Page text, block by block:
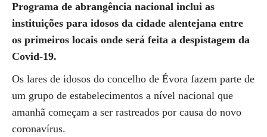
Programa de abrangência nacional inclui as
instituições para idosos da cidade alentejana entre
os primeiros locais onde será feita a despistagem da
Covid-19.
Os lares de idosos do concelho de Évora fazem parte de
um grupo de estabelecimentos a nível nacional que
amanhã começam a ser rastreados por causa do novo
coronavírus.